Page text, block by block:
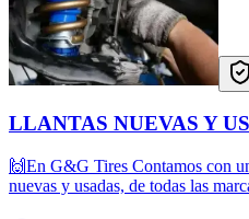
LLANTAS NUEVAS Y
🙌En G&G Tires Contamos con
nuevas y usadas, de todas las